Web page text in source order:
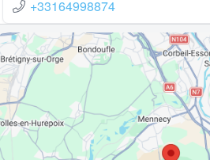
+33164998874